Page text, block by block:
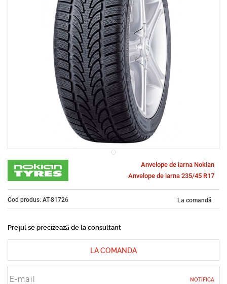
Anvelope de iarna Nokian
Anvelope de iarna 235/45 R17
Cod produs: AT-81726 La comandă
Prețul se precizează de la consultant
LA COMANDA
NOTIFICA